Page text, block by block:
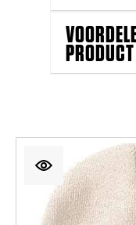
PRODUCT